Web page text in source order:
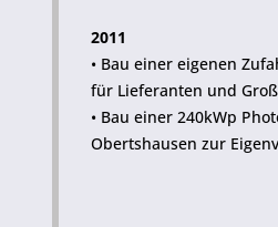
2011
• Bau einer eigenen
für Lieferanten und
• Bau einer 240kWp
Obertshausen zur